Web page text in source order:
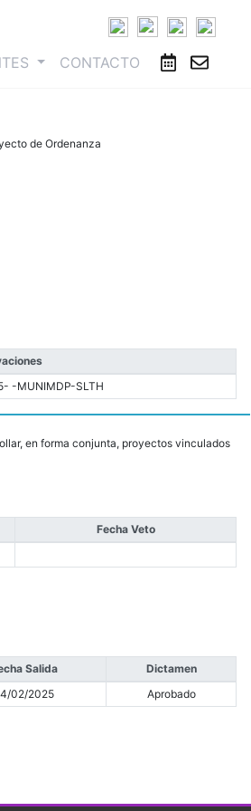
CONTACTO
de Ordenanza
-MUNIMDP-SLTH
en forma conjunta, proyectos vinculados
Fecha Veto
Salida
Dictamen
02/2025 Aprobado